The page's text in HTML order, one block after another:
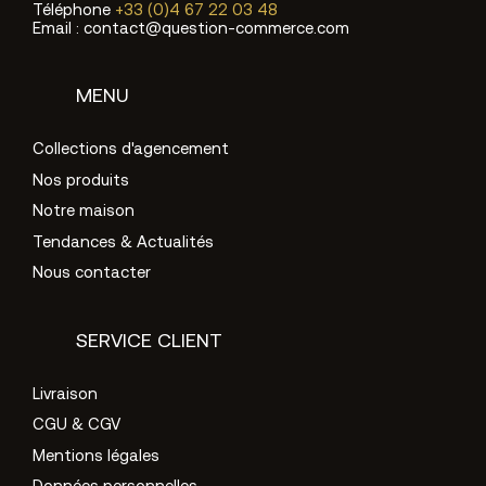
Téléphone +33 (0)4 67 22 03 48
Email : contact@question-commerce.com
MENU
Collections d'agencement
Nos produits
Notre maison
Tendances & Actualités
Nous contacter
SERVICE CLIENT
Livraison
CGU & CGV
Mentions légales